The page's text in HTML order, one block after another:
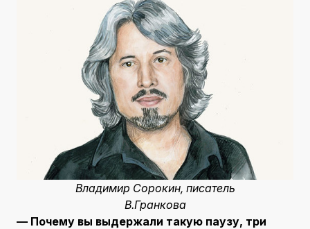
Владимир Сорокин, писатель
В.Гранкова
— Почему вы выдержали такую паузу, три